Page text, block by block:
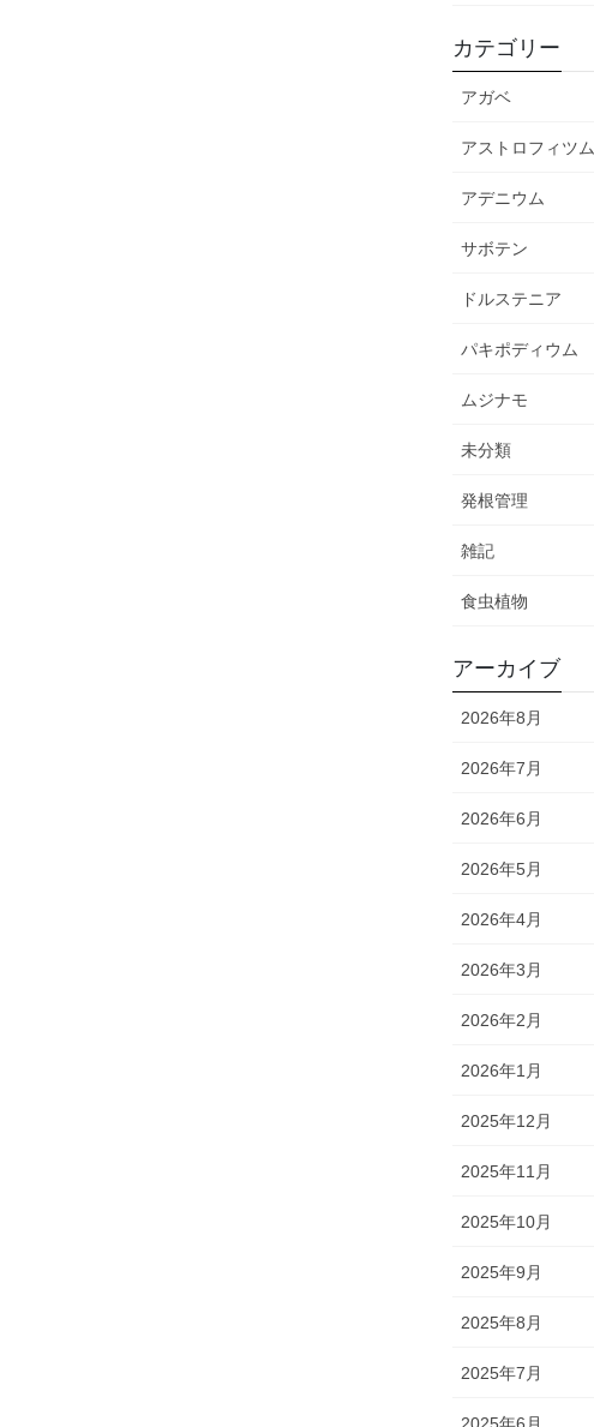
カテゴリー
アガベ
アストロフィツム
アデニウム
サボテン
ドルステニア
パキポディウム
ムジナモ
未分類
発根管理
雑記
食虫植物
アーカイブ
2026年8月
2026年7月
2026年6月
2026年5月
2026年4月
2026年3月
2026年2月
2026年1月
2025年12月
2025年11月
2025年10月
2025年9月
2025年8月
2025年7月